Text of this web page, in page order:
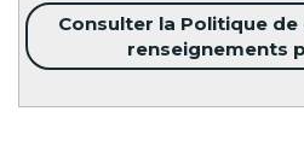
Consulter la Politique
renseignements